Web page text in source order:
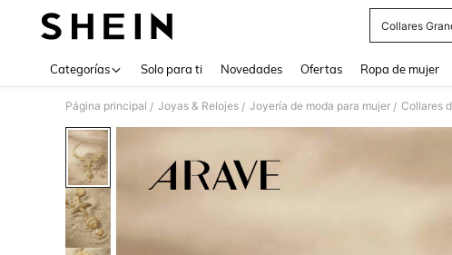
Collares
Categorías Solo para ti Novedades Ofertas Ropa de mujer
Página principal / Joyas & Relojes / Joyería de moda para mujer / Collares